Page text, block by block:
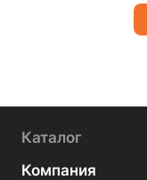
Каталог
Компания